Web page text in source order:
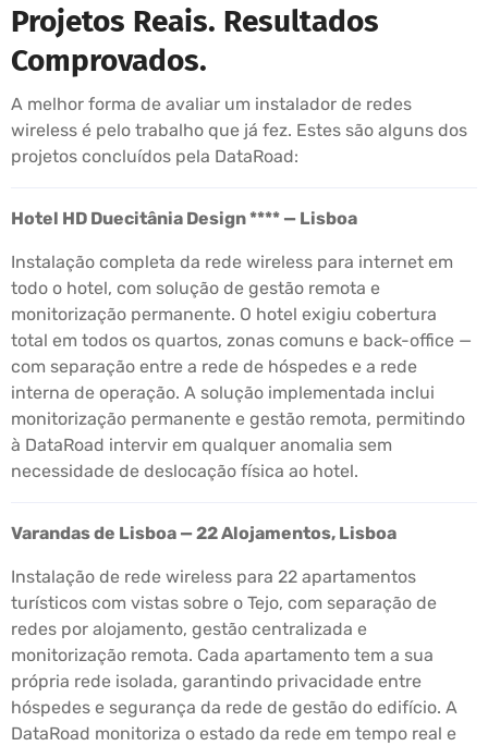
Projetos Reais. Resultados
Comprovados.
A melhor forma de avaliar um instalador de redes
wireless é pelo trabalho que já fez. Estes são alguns dos
projetos concluídos pela DataRoad:
Hotel HD Duecitânia Design **** — Lisboa
Instalação completa da rede wireless para internet em
todo o hotel, com solução de gestão remota e
monitorização permanente. O hotel exigiu cobertura
total em todos os quartos, zonas comuns e back-office —
com separação entre a rede de hóspedes e a rede
interna de operação. A solução implementada inclui
monitorização permanente e gestão remota, permitindo
à DataRoad intervir em qualquer anomalia sem
necessidade de deslocação física ao hotel.
Varandas de Lisboa — 22 Alojamentos, Lisboa
Instalação de rede wireless para 22 apartamentos
turísticos com vistas sobre o Tejo, com separação de
redes por alojamento, gestão centralizada e
monitorização remota. Cada apartamento tem a sua
própria rede isolada, garantindo privacidade entre
hóspedes e segurança da rede de gestão do edifício. A
DataRoad monitoriza o estado da rede em tempo real e